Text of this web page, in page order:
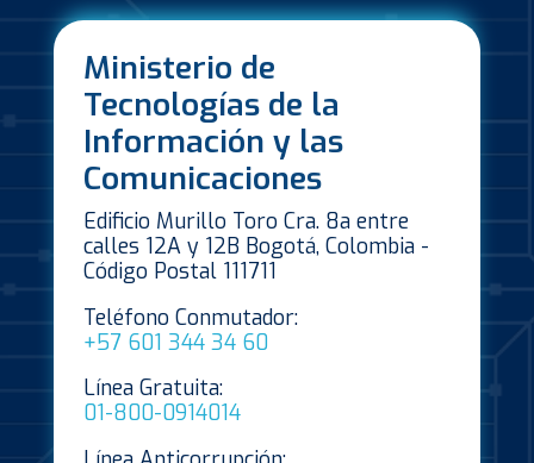
Ministerio de
Tecnologías de la
Información y las
Comunicaciones
Edificio Murillo Toro Cra. 8a entre
calles 12A y 12B Bogotá, Colombia -
Código Postal 111711
Teléfono Conmutador:
+57 601 344 34 60
Línea Gratuita:
01-800-0914014